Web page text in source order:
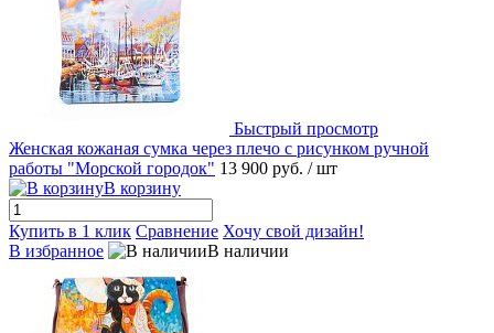
Быстрый просмотр
Женская кожаная сумка через плечо с рисунком ручной
работы "Морской городок" 13 900 руб. / шт
В корзину
Купить в 1 клик Сравнение Хочу свой дизайн!
В избранное
В наличии